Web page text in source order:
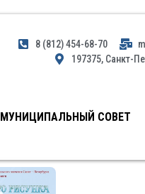
8 (812) 454-68-70
197375, Санкт-
МУНИЦИПАЛЬНЫЙ СОВЕТ